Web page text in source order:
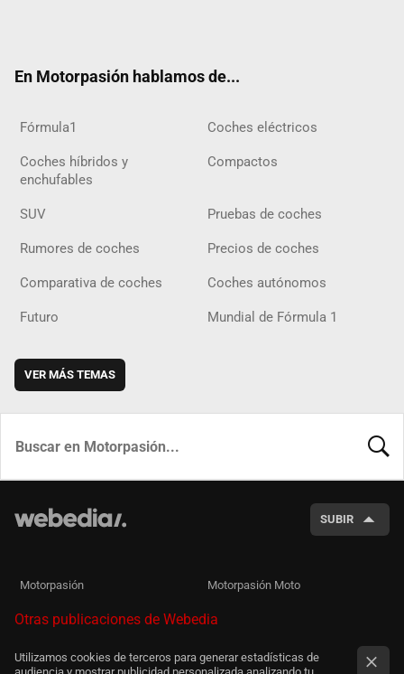
En Motorpasión hablamos de...
Fórmula1 Coches eléctricos
Coches híbridos y
enchufables
Compactos
SUV Pruebas de coches
Rumores de coches Precios de coches
Comparativa de coches Coches autónomos
Futuro Mundial de Fórmula 1
VER MÁS TEMAS
SUBIR
Motorpasión Motorpasión Moto
Otras publicaciones de Webedia
Utilizamos cookies de terceros para generar estadísticas de